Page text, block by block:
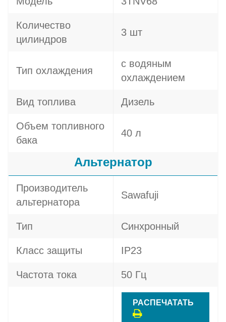
Количество
цилиндров
3 шт
Тип охлаждения
с водяным
охлаждением
Вид топлива Дизель
Объем топливного
бака
40 л
Альтернатор
Производитель
альтернатора
Sawafuji
Тип Синхронный
Класс защиты IP23
Частота тока 50 Гц
РАСПЕЧАТАТЬ